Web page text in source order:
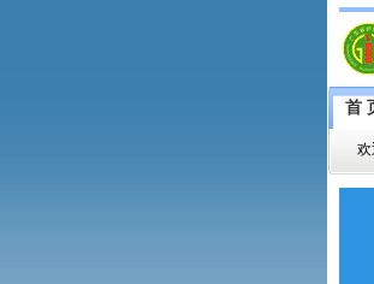
首